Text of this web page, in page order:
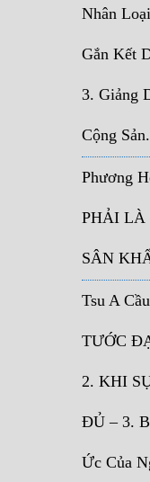
Nhân
Gắn Kết
3. Giảng
Cộng Sản.
Phương
PHẢI LÀ
SÂN
Tsu A
TƯỚC
2. KHI
ĐỦ – 3.
Ức Của